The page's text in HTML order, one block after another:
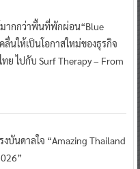
มากกว่าพื้นที่พักผ่อน“Blue
ลื่นให้เป็นโอกาสใหม่ของธุรกิจ
ทย ไปกับ Surf Therapy – From
งบันดาลใจ “Amazing Thailand